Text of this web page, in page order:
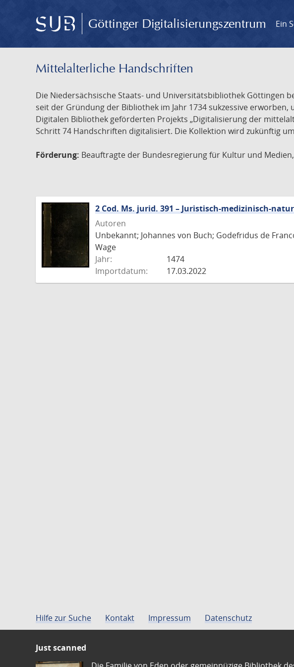
Göttinger Digitalisierungszentrum Ein
Mittelalterliche Handschriften
Die Niedersächsische Staats- und Universitätsbibliothek Göttingen
seit der Gründung der Bibliothek im Jahr 1734 sukzessive
Digitalen Bibliothek geförderten Projekts „Digitalisierung der
Schritt 74 Handschriften digitalisiert. Die Kollektion wird zukünftig
Förderung: Beauftragte der Bundesregierung für Kultur und
2 Cod. Ms. jurid. 391 – Juristisch-medizinisch-
Autoren
Unbekannt; Johannes von Buch; Godefridus de
Wage
Jahr:
1474
Importdatum:
17.03.2022
Hilfe zur Suche Kontakt Impressum Datenschutz
Just scanned